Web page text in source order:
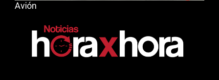
Avión